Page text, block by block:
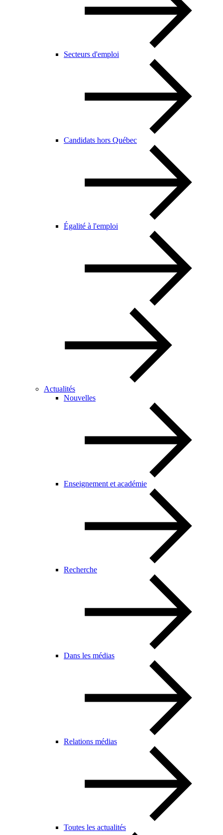
Secteurs d'emploi
Candidats hors Québec
Égalité à l'emploi
Actualités
Nouvelles
Enseignement et académie
Recherche
Dans les médias
Relations médias
Toutes les actualités